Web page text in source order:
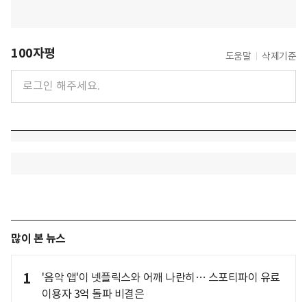
100자평 도움말 삭제기준
많이 본 뉴스
1
'음악 앱'이 넷플릭스와 어깨 나란히… 스포티파이 유료
이용자 3억 돌파 비결은